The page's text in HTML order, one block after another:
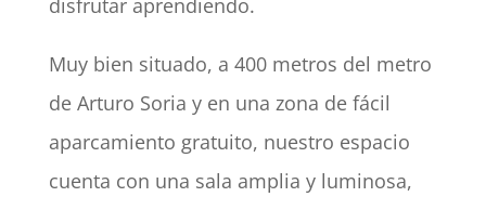
Muy bien situado, a 400 metros del metro
de Arturo Soria y en una zona de fácil
aparcamiento gratuito, nuestro espacio
cuenta con una sala amplia y luminosa,